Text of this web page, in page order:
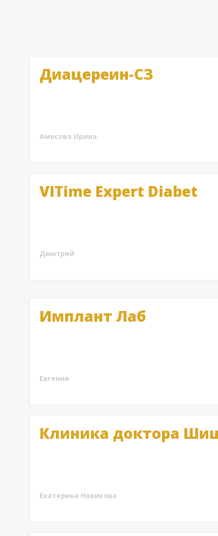
Диацереин-СЗ
Амосова Ирина
VITime Expert Diabet
Дмитрий
Имплант Лаб
Евгения
Клиника доктора
Екатерина Новикова